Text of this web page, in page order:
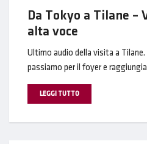
Da Tokyo a Tilane –
alta voce
Ultimo audio della visita a Tilane.
passiamo per il foyer e
LEGGI TUTTO